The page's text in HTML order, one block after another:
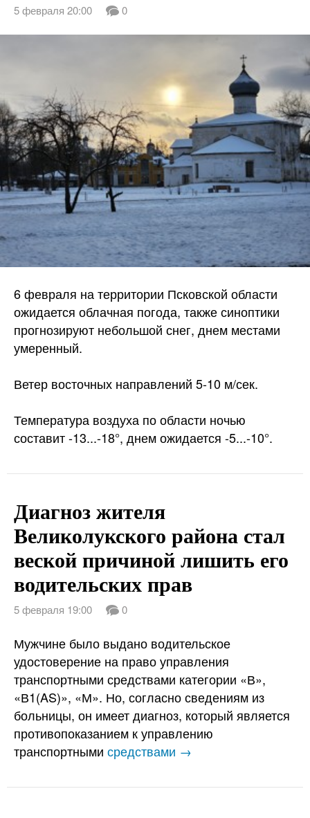
5 февраля 20:00 0
6 февраля на территории Псковской области
ожидается облачная погода, также синоптики
прогнозируют небольшой снег, днем местами
умеренный.
Ветер восточных направлений 5-10 м/сек.
Температура воздуха по области ночью
составит -13...-18°, днем ожидается -5...-10°.
Диагноз жителя
Великолукского района стал
веской причиной лишить его
водительских прав
5 февраля 19:00 0
Мужчине было выдано водительское
удостоверение на право управления
транспортными средствами категории «В»,
«В1(AS)», «М». Но, согласно сведениям из
больницы, он имеет диагноз, который является
противопоказанием к управлению
транспортными средствами →